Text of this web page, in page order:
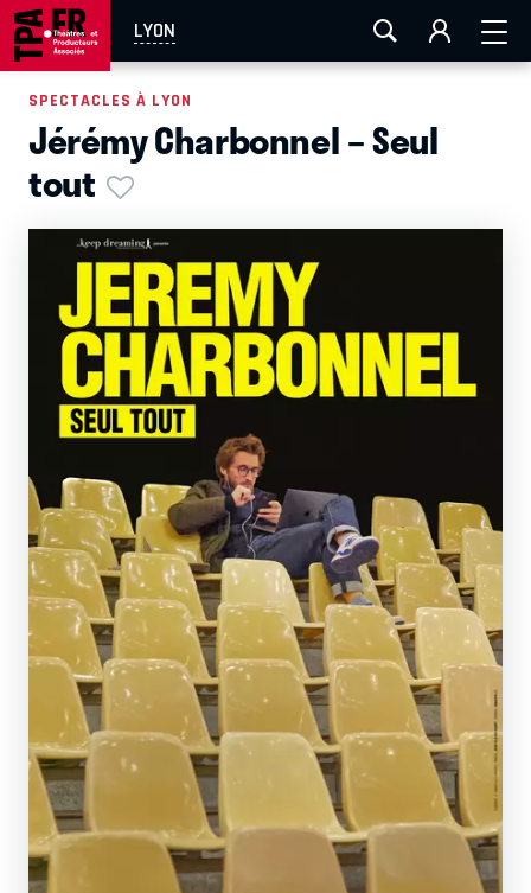
LYON
AIX-MARSEILLE LA ROCHELLE
EN TOURNÉE
SPECTACLES À LYON
Jérémy Charbonnel – Seul
tout